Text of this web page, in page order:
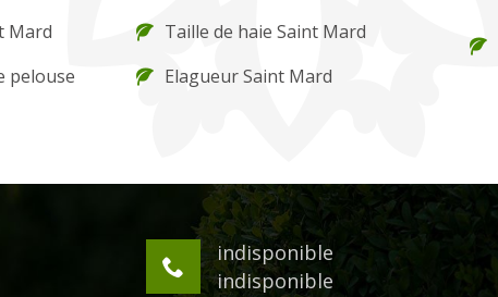
Mard
pelouse
Taille de haie Saint Mard
Elagueur Saint Mard
indisponible
indisponible